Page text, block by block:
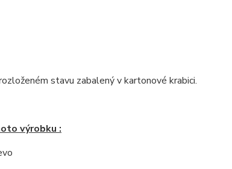
stavu zabalený v kartonové krabici.
výrobku :